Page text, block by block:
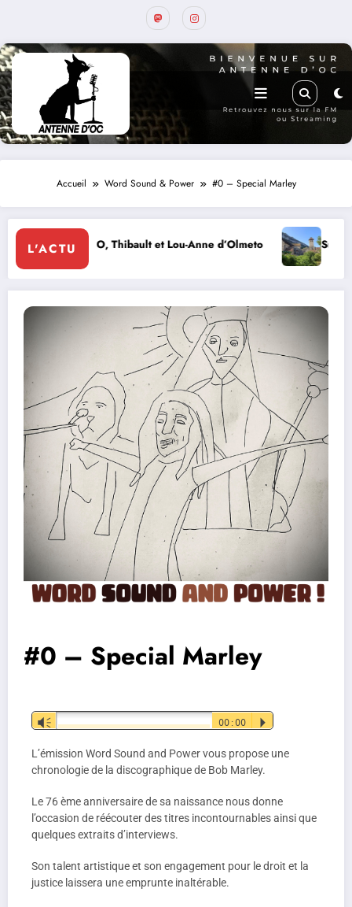
Accueil Word Sound & Power #0 – Special Marley
L'ACTU
et Lou-Anne d’Olmeto Suite de la programmation
#0 – Special Marley
Lecteur
audio
Vm 00:00 P
L’émission Word Sound and Power vous propose une
chronologie de la discographique de Bob Marley.
Le 76 ème anniversaire de sa naissance nous donne
l’occasion de réécouter des titres incontournables ainsi que
quelques extraits d’interviews.
Son talent artistique et son engagement pour le droit et la
justice laissera une emprunte inaltérable.